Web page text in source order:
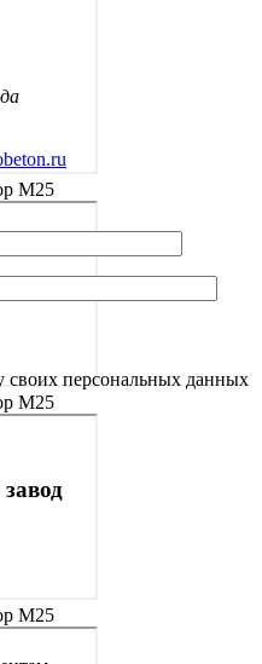
своих персональных данных